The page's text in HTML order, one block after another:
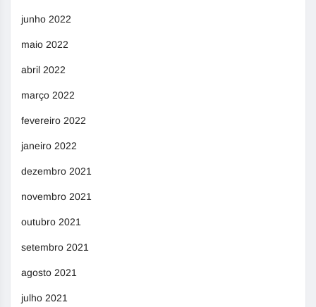
junho 2022
maio 2022
abril 2022
março 2022
fevereiro 2022
janeiro 2022
dezembro 2021
novembro 2021
outubro 2021
setembro 2021
agosto 2021
julho 2021